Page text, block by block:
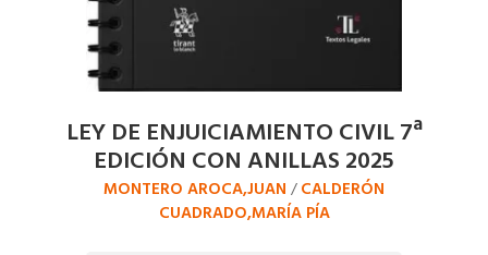
LEY DE ENJUICIAMIENTO CIVIL 7ª
EDICIÓN CON ANILLAS 2025
MONTERO AROCA,JUAN /CALDERÓN
CUADRADO,MARÍA PÍA